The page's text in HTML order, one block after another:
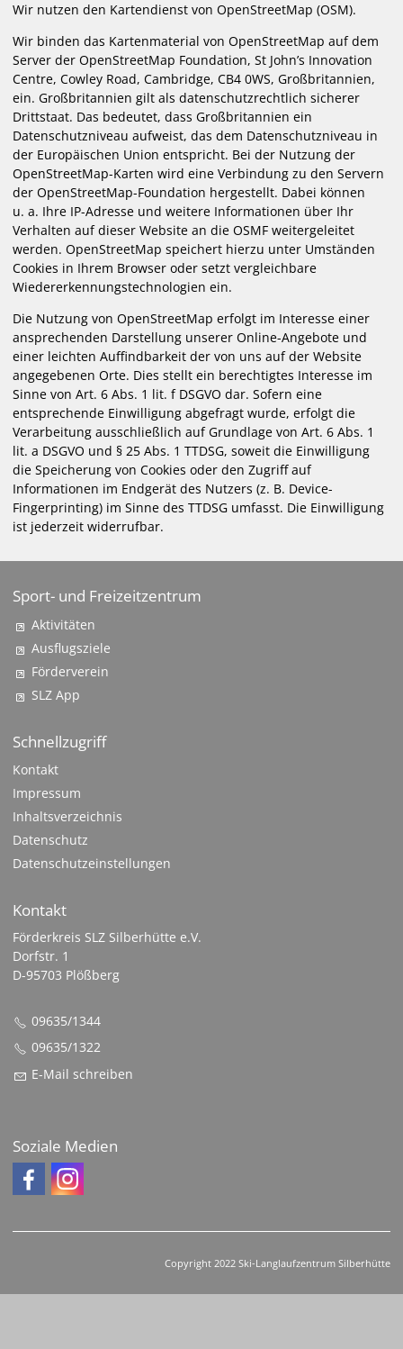
Wir nutzen den Kartendienst von OpenStreetMap (OSM).
Wir binden das Kartenmaterial von OpenStreetMap auf dem
Server der OpenStreetMap Foundation, St John’s Innovation
Centre, Cowley Road, Cambridge, CB4 0WS, Großbritannien,
ein. Großbritannien gilt als datenschutzrechtlich sicherer
Drittstaat. Das bedeutet, dass Großbritannien ein
Datenschutzniveau aufweist, das dem Datenschutzniveau in
der Europäischen Union entspricht. Bei der Nutzung der
OpenStreetMap-Karten wird eine Verbindung zu den Servern
der OpenStreetMap-Foundation hergestellt. Dabei können
u. a. Ihre IP-Adresse und weitere Informationen über Ihr
Verhalten auf dieser Website an die OSMF weitergeleitet
werden. OpenStreetMap speichert hierzu unter Umständen
Cookies in Ihrem Browser oder setzt vergleichbare
Wiedererkennungstechnologien ein.
Die Nutzung von OpenStreetMap erfolgt im Interesse einer
ansprechenden Darstellung unserer Online-Angebote und
einer leichten Auffindbarkeit der von uns auf der Website
angegebenen Orte. Dies stellt ein berechtigtes Interesse im
Sinne von Art. 6 Abs. 1 lit. f DSGVO dar. Sofern eine
entsprechende Einwilligung abgefragt wurde, erfolgt die
Verarbeitung ausschließlich auf Grundlage von Art. 6 Abs. 1
lit. a DSGVO und § 25 Abs. 1 TTDSG, soweit die Einwilligung
die Speicherung von Cookies oder den Zugriff auf
Informationen im Endgerät des Nutzers (z. B. Device-
Fingerprinting) im Sinne des TTDSG umfasst. Die Einwilligung
ist jederzeit widerrufbar.
Sport- und Freizeitzentrum
Aktivitäten
Ausflugsziele
Förderverein
SLZ App
Schnellzugriff
Kontakt
Impressum
Inhaltsverzeichnis
Datenschutz
Datenschutzeinstellungen
Kontakt
Förderkreis SLZ Silberhütte e.V.
Dorfstr. 1
D-95703 Plößberg
09635/1344
09635/1322
E-Mail schreiben
Soziale Medien
Copyright 2022 Ski-Langlaufzentrum Silberhütte